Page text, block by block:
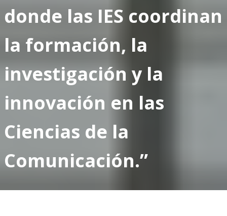
donde las IES coordinan
la formación, la
investigación y la
innovación en las
Ciencias de la
Comunicación.”